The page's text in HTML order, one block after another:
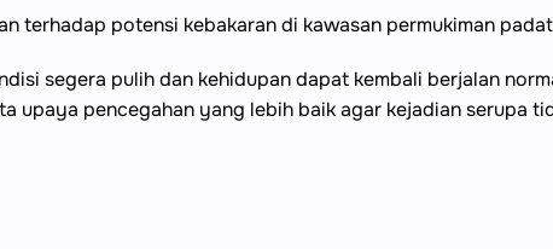
terhadap potensi kebakaran di kawasan permukiman
segera pulih dan kehidupan dapat kembali berjalan
upaya pencegahan yang lebih baik agar kejadian serupa